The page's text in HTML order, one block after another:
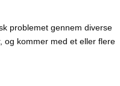
problemet gennem diverse
og kommer med et eller flere